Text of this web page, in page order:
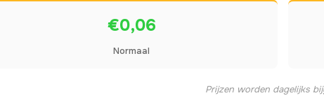
€0,06
Normaal
Prijzen worden dagelijks